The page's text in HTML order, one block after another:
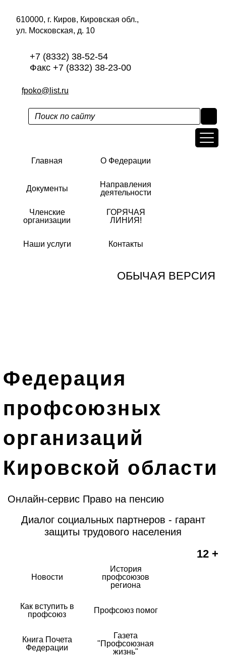
610000, г. Киров, Кировская обл.,
ул. Московская, д. 10
+7 (8332) 38-52-54
Факс +7 (8332) 38-23-00
fpoko@list.ru
Главная О Федерации
Документы
Направления
деятельности
Членские
организации
ГОРЯЧАЯ
ЛИНИЯ!
Наши услуги Контакты
ОБЫЧАЯ ВЕРСИЯ
Федерация
профсоюзных
организаций
Кировской области
Онлайн-сервис Право на пенсию
Диалог социальных партнеров - гарант
защиты трудового населения
12 +
Новости
История
профсоюзов
региона
Как вступить в
профсоюз
Профсоюз помог
Книга Почета
Федерации
Газета
"Профсоюзная
жизнь"